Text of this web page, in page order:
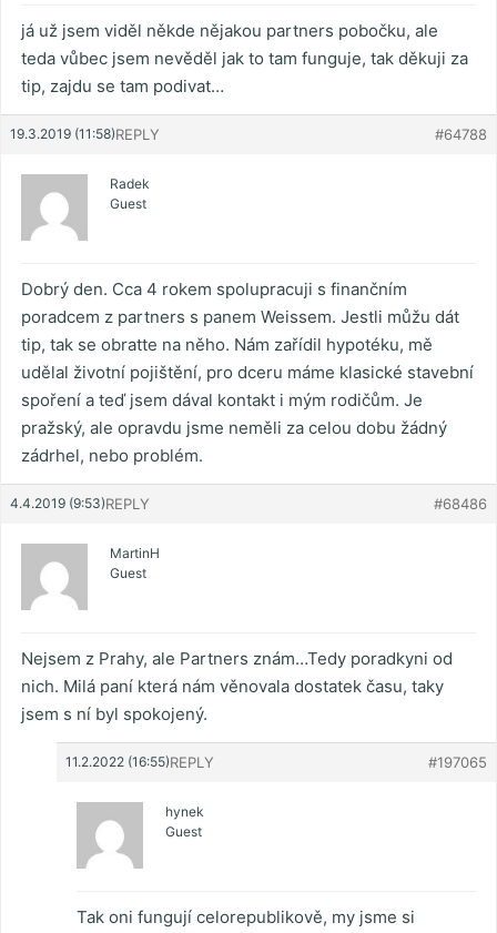
já už jsem viděl někde nějakou partners pobočku, ale
teda vůbec jsem nevěděl jak to tam funguje, tak děkuji za
tip, zajdu se tam podivat…
19.3.2019 (11:58) #64788
REPLY
Radek
Guest
Dobrý den. Cca 4 rokem spolupracuji s finančním
poradcem z partners s panem Weissem. Jestli můžu dát
tip, tak se obratte na něho. Nám zařídil hypotéku, mě
udělal životní pojištění, pro dceru máme klasické stavební
spoření a teď jsem dával kontakt i mým rodičům. Je
pražský, ale opravdu jsme neměli za celou dobu žádný
zádrhel, nebo problém.
4.4.2019 (9:53) #68486
REPLY
MartinH
Guest
Nejsem z Prahy, ale Partners znám…Tedy poradkyni od
nich. Milá paní která nám věnovala dostatek času, taky
jsem s ní byl spokojený.
11.2.2022 (16:55) #197065
REPLY
hynek
Guest
Tak oni fungují celorepublikově, my jsme si